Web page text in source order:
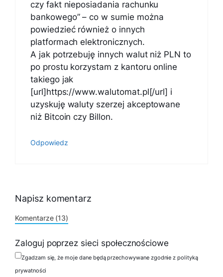
czy fakt nieposiadania rachunku
bankowego” – co w sumie można
powiedzieć również o innych
platformach elektronicznych.
A jak potrzebuję innych walut niż PLN to
po prostu korzystam z kantoru online
takiego jak
[url]https://www.walutomat.pl[/url] i
uzyskuję waluty szerzej akceptowane
niż Bitcoin czy Billon.
Odpowiedz
Napisz komentarz
Komentarze (13)
Zaloguj poprzez sieci społecznościowe
Zgadzam się, że moje dane będą przechowywane zgodnie z polityką
prywatności